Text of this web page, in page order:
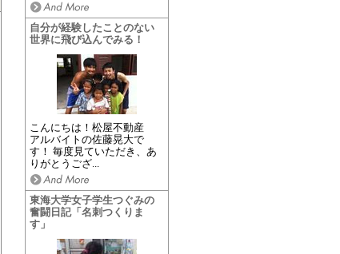
自分が経験したことのない
世界に飛び込んでみる！
こんにちは！松屋不動産
アルバイトの佐藤晃大で
す！ 毎度見ていただき、あ
りがとうござ...
東海大学女子学生つぐみの
奮闘日記「名刺つくりま
す」